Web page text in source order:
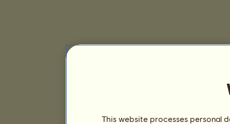
This website processes personal